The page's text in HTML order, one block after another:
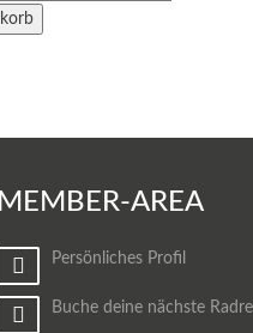
MEMBER-AREA
Persönliches Profil
Buche deine nächste